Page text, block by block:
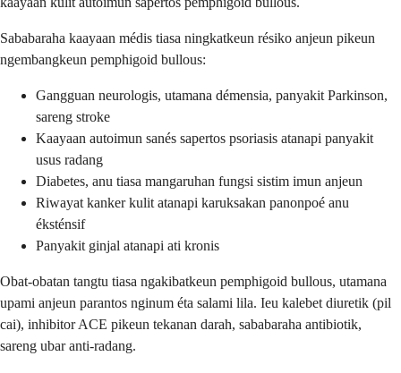
Sababaraha kaayaan médis tiasa ningkatkeun résiko anjeun pikeun
ngembangkeun pemphigoid bullous:
Gangguan neurologis, utamana démensia, panyakit Parkinson,
sareng stroke
Kaayaan autoimun sanés sapertos psoriasis atanapi panyakit
usus radang
Diabetes, anu tiasa mangaruhan fungsi sistim imun anjeun
Riwayat kanker kulit atanapi karuksakan panonpoé anu
éksténsif
Panyakit ginjal atanapi ati kronis
Obat-obatan tangtu tiasa ngakibatkeun pemphigoid bullous, utamana
upami anjeun parantos nginum éta salami lila. Ieu kalebet diuretik (pil
cai), inhibitor ACE pikeun tekanan darah, sababaraha antibiotik,
sareng ubar anti-radang.